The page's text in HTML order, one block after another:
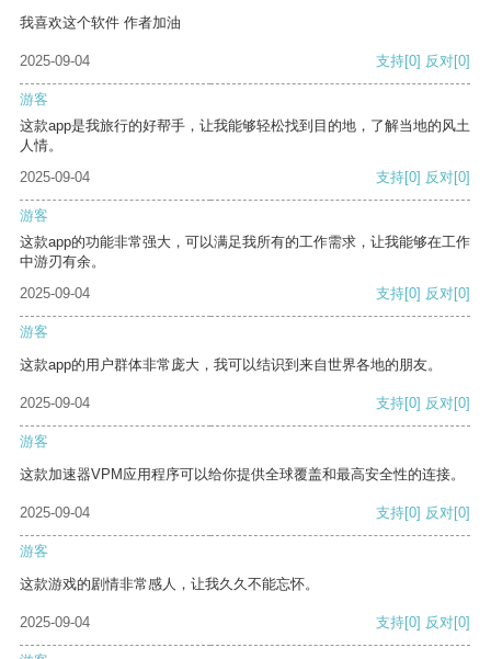
我喜欢这个软件 作者加油
2025-09-04 支持[0] 反对[0]
游客
这款app是我旅行的好帮手，让我能够轻松找到目的地，了解当地的风土
人情。
2025-09-04
支持[0] 反对[0]
游客
这款app的功能非常强大，可以满足我所有的工作需求，让我能够在工作
中游刃有余。
2025-09-04
支持[0] 反对[0]
游客
这款app的用户群体非常庞大，我可以结识到来自世界各地的朋友。
2025-09-04 支持[0] 反对[0]
游客
这款加速器VPM应用程序可以给你提供全球覆盖和最高安全性的连接。
2025-09-04 支持[0] 反对[0]
游客
这款游戏的剧情非常感人，让我久久不能忘怀。
2025-09-04 支持[0] 反对[0]